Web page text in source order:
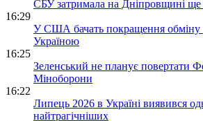
СБУ затримала на Дніпровщині ще
16:29
У США бачать покращення обміну
Україною
16:25
Зеленський не планує повертати
Міноборони
16:22
Липець 2026 в Україні виявився
найтрагічніших